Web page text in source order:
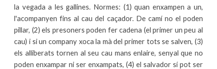
la vegada a les gallines. Normes: (1) quan enxampen a un,
l'acompanyen fins al cau del caçador. De camí no el poden
pillar, (2) els presoners poden fer cadena (el primer un peu al
cau) i si un company xoca la mà del primer tots se salven, (3)
els alliberats tornen al seu cau mans enlaire, senyal que no
poden enxampar ni ser enxampats, (4) el salvador sí pot ser